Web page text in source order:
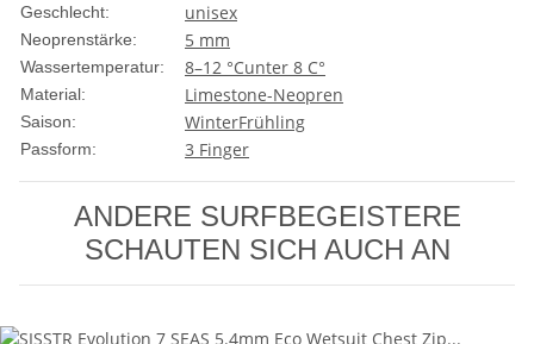
Geschlecht: unisex
Neoprenstärke: 5 mm
Wassertemperatur: 8–12 °Cunter 8 C°
Material: Limestone-Neopren
Saison: WinterFrühling
Passform: 3 Finger
ANDERE SURFBEGEISTERE
SCHAUTEN SICH AUCH AN